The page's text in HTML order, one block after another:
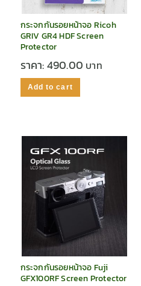
กระจกกันรอยหน้าจอ Ricoh
GRIV GR4 HDF Screen
Protector
ราคา:490.00
Add to cart
กระจกกันรอยหน้าจอ Fuji
GFX100RF Screen Protector